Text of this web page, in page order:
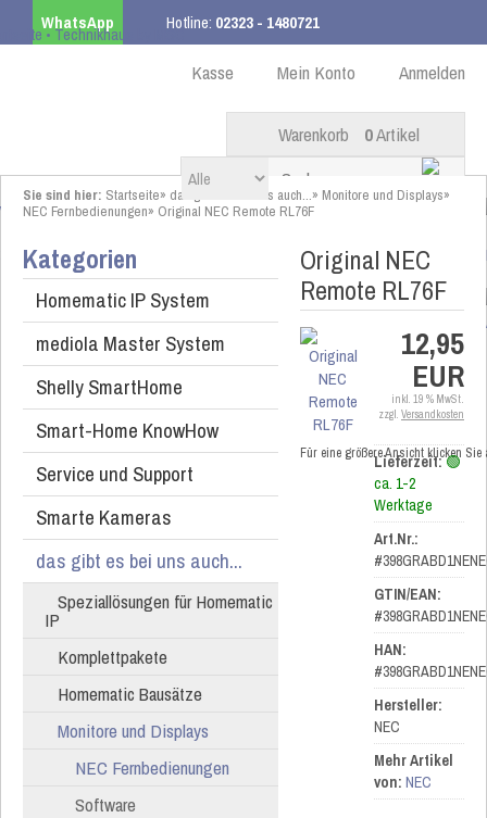
WhatsApp Hotline: 02323 - 1480721
ab 99,00 € innerhalb DE Anmelden
Mein Konto
Kasse
Warenkorb 0Artikel
Sie sind hier: Startseite» das gibt es bei uns auch...» Monitore und Displays»
NEC Fernbedienungen» Original NEC Remote RL76F
Kategorien
Homematic IP System
mediola Master System
Shelly SmartHome
Smart-Home KnowHow
Service und Support
Smarte Kameras
das gibt es bei uns auch...
Speziallösungen für Homematic
IP
Komplettpakete
Homematic Bausätze
Monitore und Displays
NEC Fernbedienungen
Software
Original NEC
Remote RL76F
Für eine größere Ansicht klicken
12,95
EUR
inkl. 19 % MwSt.
zzgl. Versandkosten
Lieferzeit:🟢
ca. 1-2
Werktage
Art.Nr.:
GTIN/EAN:
HAN:
Hersteller:
NEC
Mehr Artikel
von: NEC